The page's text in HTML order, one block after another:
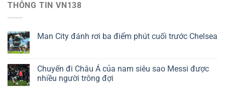
THÔNG TIN VN138
Man City đánh rơi ba điểm phút cuối trước Chelsea
Chuyến đi Châu Á của nam siêu sao Messi được
nhiều người trông đợi